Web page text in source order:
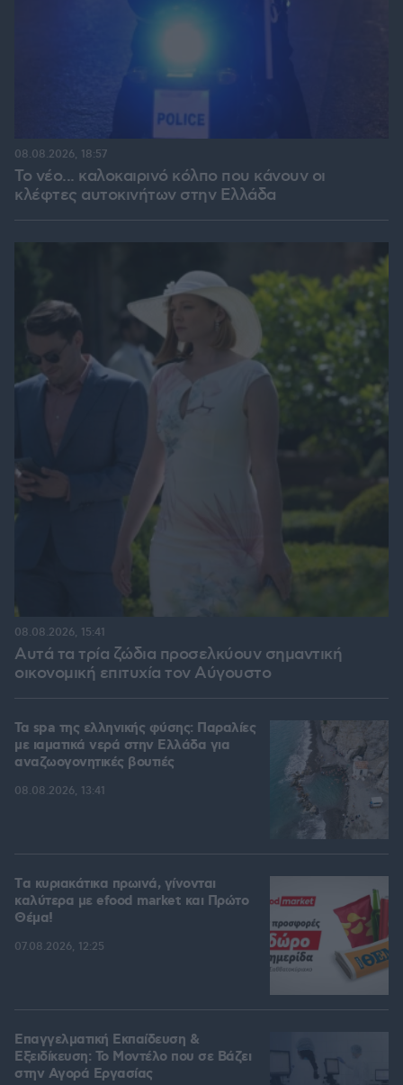
Το νέο... καλοκαιρινό κόλπο που κάνουν οι
κλέφτες αυτοκινήτων στην Ελλάδα
08.08.2026, 18:57
Αυτά τα τρία ζώδια προσελκύουν σημαντική
οικονομική επιτυχία τον Αύγουστο
08.08.2026, 15:41
Τα spa της ελληνικής φύσης: Παραλίες
με ιαματικά νερά στην Ελλάδα για
αναζωογονητικές βουτιές
08.08.2026, 13:41
Tα κυριακάτικα πρωινά, γίνονται
καλύτερα με efood market και Πρώτο
Θέμα!
07.08.2026, 12:25
Επαγγελματική Εκπαίδευση &
Εξειδίκευση: Το Mοντέλο που σε Bάζει
στην Aγορά Eργασίας